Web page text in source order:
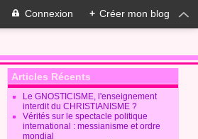
Connexion + Créer mon blog
Articles Récents
Le GNOSTICISME, l'enseignement
interdit du CHRISTIANISME ?
Vérités sur le spectacle politique
international : messianisme et ordre
mondial